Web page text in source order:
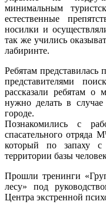
минимальным
естественные
носилки и
так же учились
лабиринте.
Ребятам представилась
представителями
рассказали ребятам
нужно делать в
городе.
Познакомились с
спасательного
который по запаху с
территории базы
Прошли тренинги
лесу» под
Центра экстренной